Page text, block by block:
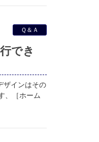
Ｑ＆Ａ
でき
ザインはその
、［ホーム